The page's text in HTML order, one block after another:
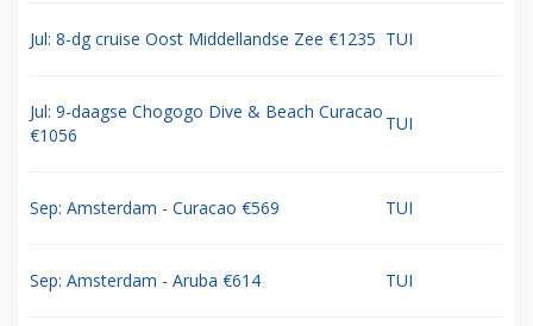
Jul: 8-dg cruise Oost Middellandse Zee €1235 TUI
Jul: 9-daagse Chogogo Dive & Beach Curacao
€1056
TUI
Sep: Amsterdam - Curacao €569 TUI
Sep: Amsterdam - Aruba €614 TUI